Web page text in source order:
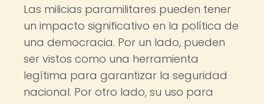
Las milicias paramilitares pueden tener
un impacto significativo en la política de
una democracia. Por un lado, pueden
ser vistos como una herramienta
legítima para garantizar la seguridad
nacional. Por otro lado, su uso para